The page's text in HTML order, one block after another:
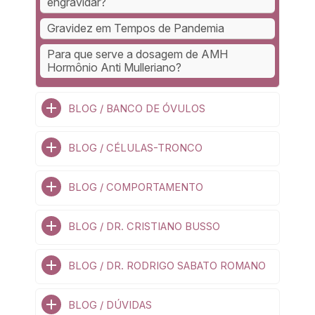
Gravidez em Tempos de Pandemia
Para que serve a dosagem de AMH
Hormônio Anti Mulleriano?
BLOG / BANCO DE ÓVULOS
BLOG / CÉLULAS-TRONCO
BLOG / COMPORTAMENTO
BLOG / DR. CRISTIANO BUSSO
BLOG / DR. RODRIGO SABATO ROMANO
BLOG / DÚVIDAS